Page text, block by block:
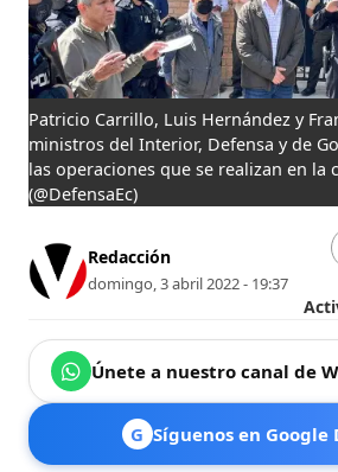
Patricio Carrillo, Luis Hernández y
ministros del Interior, Defensa y de
las operaciones que se realizan en la
(@DefensaEc)
Redacción
domingo, 3 abril 2022 - 19:37
Únete a nuestro canal de
G Síguenos en Google